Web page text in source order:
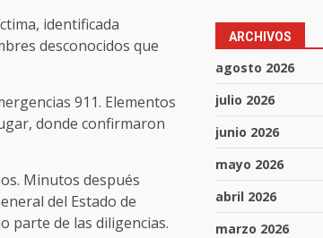
identificada
desconocidos que
911. Elementos
donde confirmaron
Minutos después
del Estado de
parte de las diligencias.
ARCHIVOS
agosto 2026
julio 2026
junio 2026
mayo 2026
abril 2026
marzo 2026